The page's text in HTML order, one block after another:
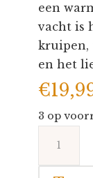
een
vacht is
kruipen,
en het
€
3 op
Horse